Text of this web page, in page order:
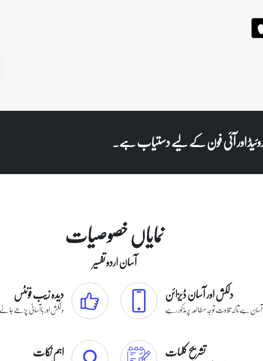
اور آئی فون کے لیے دستیاب ہے۔
نمایاں خصوصیات
آسان اردو تفسیر
دلکش اور آسان ڈیزائن
ہے تاکہ تلاوت توجہ مطالعہ پر مذکور رہے
دیدہ زیب فونٹس
دلکش اور باآسانی پڑھے
تشریح کلمات اہم نکات